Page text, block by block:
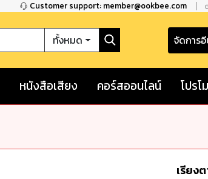
Customer support: member@ookbee.com
ทั้งหมด จัดการ
หนังสือเสียง คอร์สออนไลน์ โปรโ
เรียง